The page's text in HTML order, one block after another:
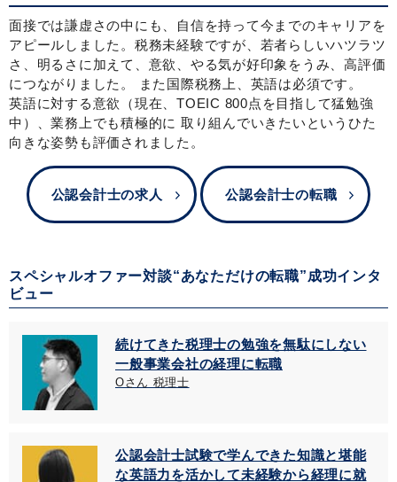
面接では謙虚さの中にも、自信を持って今までのキャリアを
アピールしました。税務未経験ですが、若者らしいハツラツ
さ、明るさに加えて、意欲、やる気が好印象をうみ、高評価
につながりました。 また国際税務上、英語は必須です。
英語に対する意欲（現在、TOEIC 800点を目指して猛勉強
中）、業務上でも積極的に 取り組んでいきたいというひた
向きな姿勢も評価されました。
公認会計士の求人 公認会計士の転職
スペシャルオファー対談“あなただけの転職”成功インタ
ビュー
続けてきた税理士の勉強を無駄にしない
一般事業会社の経理に転職
Oさん 税理士
公認会計士試験で学んできた知識と堪能
な英語力を活かして未経験から経理に就